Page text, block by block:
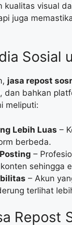
kualitas visual
juga
Sosial
jasa repost
dan bahkan
meliputi:
Lebih Luas –
berbeda.
–
sehingga
– Akun
terlihat
Repost